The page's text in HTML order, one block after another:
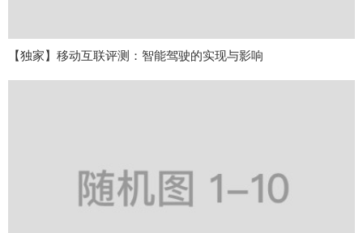
【独家】移动互联评测：智能驾驶的实现与影响